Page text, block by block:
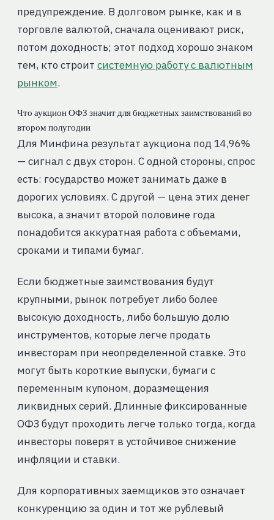
предупреждение. В долговом рынке, как и в
торговле валютой, сначала оценивают риск,
потом доходность; этот подход хорошо знаком
тем, кто строит системную работу с валютным
рынком.
Что аукцион ОФЗ значит для бюджетных заимствований во
втором полугодии
Для Минфина результат аукциона под 14,96%
— сигнал с двух сторон. С одной стороны, спрос
есть: государство может занимать даже в
дорогих условиях. С другой — цена этих денег
высока, а значит второй половине года
понадобится аккуратная работа с объемами,
сроками и типами бумаг.
Если бюджетные заимствования будут
крупными, рынок потребует либо более
высокую доходность, либо большую долю
инструментов, которые легче продать
инвесторам при неопределенной ставке. Это
могут быть короткие выпуски, бумаги с
переменным купоном, доразмещения
ликвидных серий. Длинные фиксированные
ОФЗ будут проходить легче только тогда, когда
инвесторы поверят в устойчивое снижение
инфляции и ставки.
Для корпоративных заемщиков это означает
конкуренцию за один и тот же рублевый